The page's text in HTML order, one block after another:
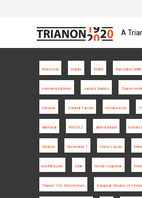
A
Kolozsvár Inquiry Erdély Rajcsányi
eseménytörténet Juhász Balázs Trianon
források Sárándi Tamás románosítás
déli határ RMDSZ államfordulat kortárs
Miskolc December 1 Vörös László
konfliktusok Zilah román csapatok
Trianon 100 Momentum European Review of